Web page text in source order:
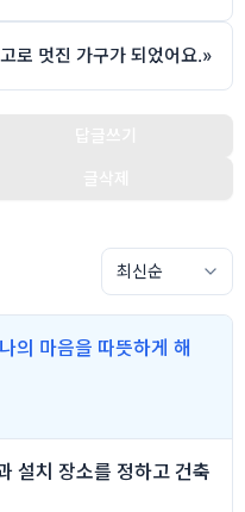
로 멋진 가구가 되었어요.»
의 마음을 따뜻하게 해
설치 장소를 정하고 건축